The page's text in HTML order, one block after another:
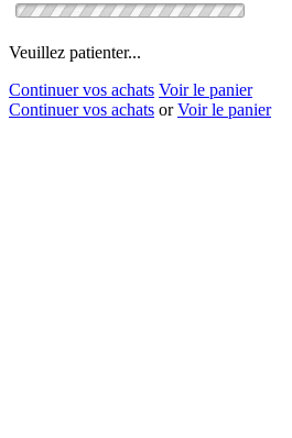
Veuillez patienter...
Continuer vos achats Voir le panier
Continuer vos achats orVoir le panier